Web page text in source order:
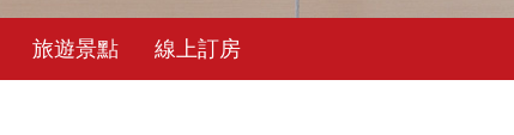
旅遊景點 線上訂房